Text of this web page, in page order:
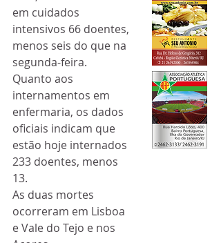
em cuidados
intensivos 66 doentes,
menos seis do que na
segunda-feira.
Quanto aos
internamentos em
enfermaria, os dados
oficiais indicam que
estão hoje internados
233 doentes, menos
13.
As duas mortes
ocorreram em Lisboa
e Vale do Tejo e nos